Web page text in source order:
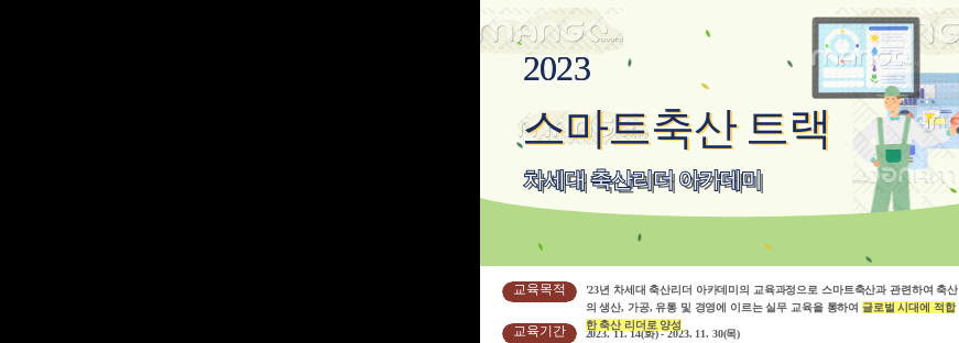
2023. 11. 14(화) - 2023. 11. 30(목)
'23년 차세대 축산리더 아카데미의 교육과정으로 스마트축산과 관련하여 축산
의 생산, 가공, 유통 및 경영에 이르는 실무 교육을 통하여 글로벌 시대에 적합
한 축산 리더로 양성
교육목적
교육기간
스마트축산 트랙
2023
2023
스마트축산 트랙
차세대 축산리더 아카데미
차세대 축산리더 아카데미